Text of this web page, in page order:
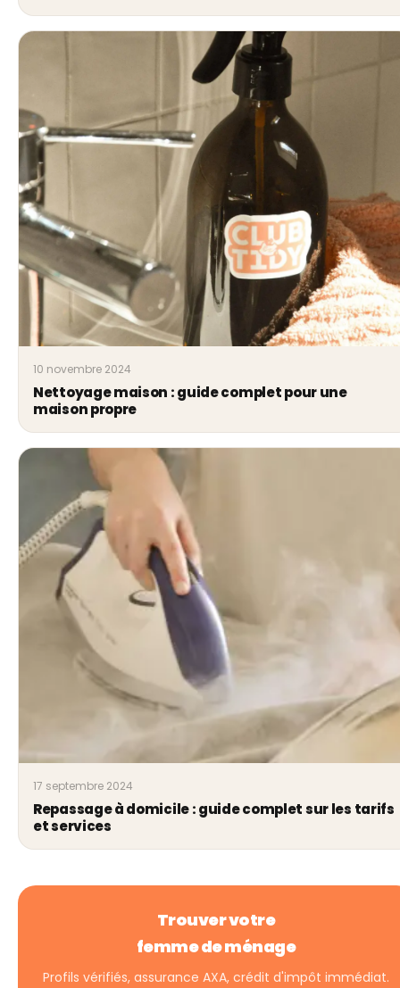
10 novembre 2024
Nettoyage maison : guide complet pour une
maison propre
17 septembre 2024
Repassage à domicile : guide complet sur les tarifs
et services
Trouver votre
femme de ménage
Profils vérifiés, assurance AXA, crédit d'impôt immédiat.